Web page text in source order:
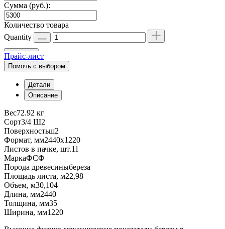
Сумма (руб.):
Количество товара
Quantity
Прайс-лист
Помочь с выбором
Детали
Описание
Вес72.92 кг
Сорт3/4 Ш2
Поверхностьш2
Формат, мм2440х1220
Листов в пачке, шт.11
МаркаФСФ
Порода древесиныбереза
Площадь листа, м22,98
Объем, м30,104
Длина, мм2440
Толщина, мм35
Ширина, мм1220